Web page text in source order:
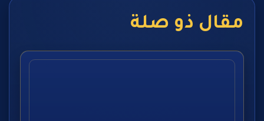
مقال ذو صلة